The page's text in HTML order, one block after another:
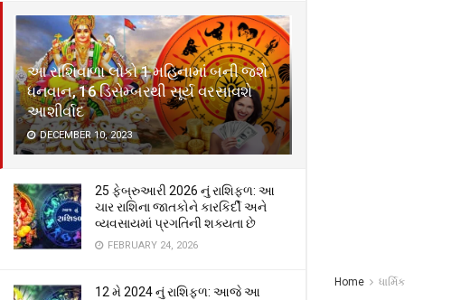
આ રાશિવાળા લોકો 1 મહિનામાં બની જશે
ધનવાન, 16 ડિસેમ્બરથી સૂર્ય વરસાવશે
આશીર્વાદ
DECEMBER 10, 2023
25 ફેબ્રુઆરી 2026 નું રાશિફળ: આ
ચાર રાશિના જાતકોને કારકિર્દી અને
વ્યવસાયમાં પ્રગતિની શક્યતા છે
FEBRUARY 24, 2026
12 મે 2024 નું રાશિફળ: આજે આ
Home ધાર્મિક